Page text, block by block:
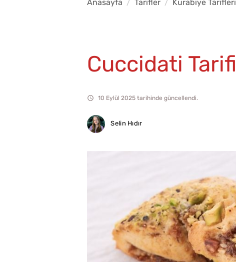
Anasayfa Tarifler Kurabiye Tarifleri
Cuccidati Tarifi
10 Eylül 2025 tarihinde güncellendi.
Selin Hıdır